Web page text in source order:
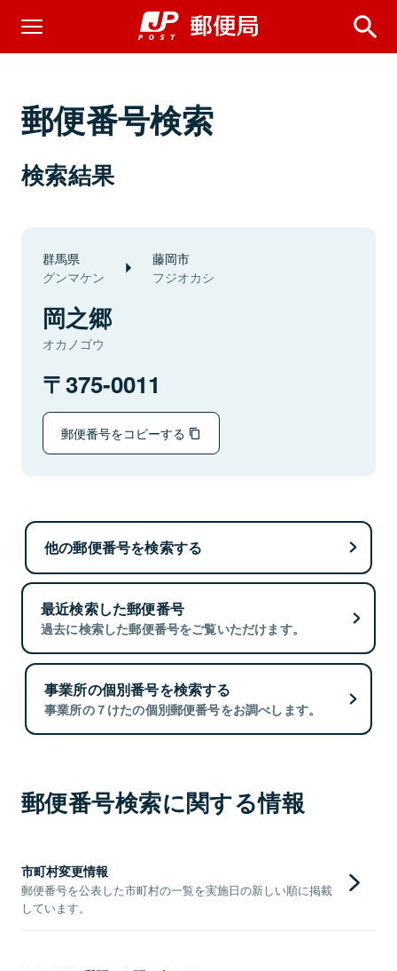
郵便番号検索
検索結果
群馬県
グンマケン
藤岡市
フジオカシ
岡之郷
オカノゴウ
375-0011
郵便番号をコピーする
他の郵便番号を検索する
最近検索した郵便番号
過去に検索した郵便番号をご覧いただけます。
事業所の個別番号を検索する
事業所の７けたの個別郵便番号をお調べします。
郵便番号検索に関する情報
市町村変更情報
郵便番号を公表した市町村の一覧を実施日の新しい順に掲載
しています。